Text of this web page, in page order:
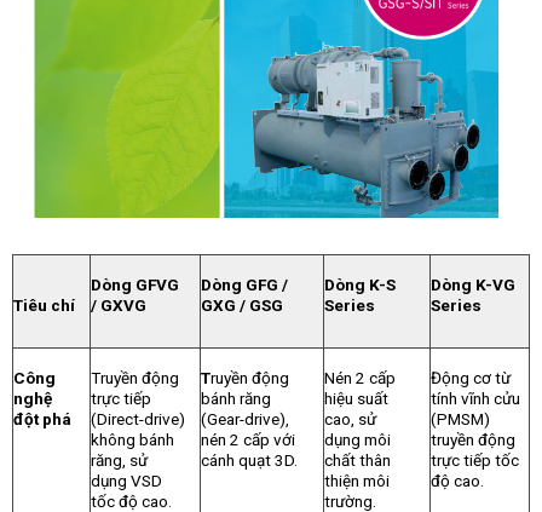
Tiêu chí
Dòng GFVG
/ GXVG
Dòng GFG /
GXG / GSG
Dòng K-S
Series
Dòng K-VG
Series
Công
nghệ
đột phá
Truyền động
trực tiếp
(Direct-drive)
không bánh
răng, sử
dụng VSD
tốc độ cao.
Truyền động
bánh răng
(Gear-drive),
nén 2 cấp với
cánh quạt 3D.
Nén 2 cấp
hiệu suất
cao, sử
dụng môi
chất thân
thiện môi
trường.
Động cơ từ
tính vĩnh cửu
(PMSM)
truyền động
trực tiếp tốc
độ cao.